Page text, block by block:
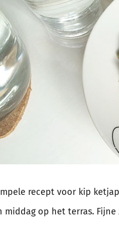
recept voor kip
middag op het terras. Fijne